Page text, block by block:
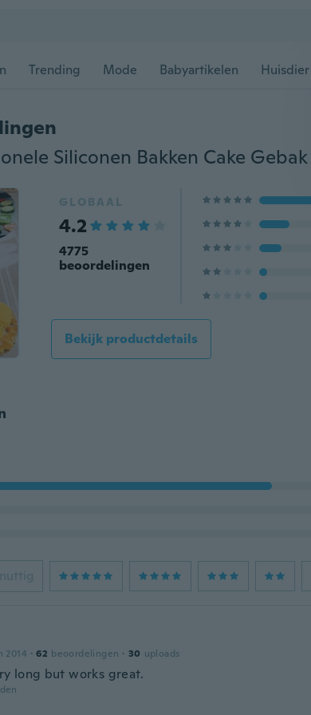
Trending Mode Babyartikelen
GLOBAAL
4.2
4775
beoordelingen
Bekijk productdetails
2014 · 62 beoordelingen · 30 uploads
long but works great.